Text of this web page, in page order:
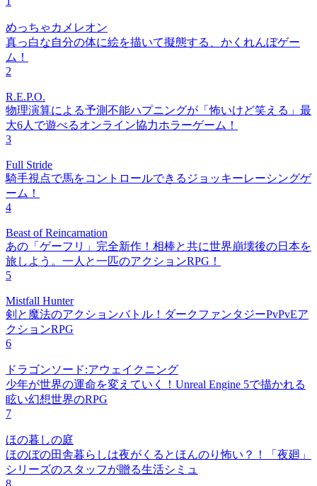
めっちゃカメレオン
真っ白な自分の体に絵を描いて擬態する、かくれんぼゲー
ム！
2
R.E.P.O.
物理演算による予測不能ハプニングが「怖いけど笑える」最
大6人で遊べるオンライン協力ホラーゲーム！
3
Full Stride
騎手視点で馬をコントロールできるジョッキーレーシングゲ
ーム！
4
Beast of Reincarnation
あの「ゲーフリ」完全新作！相棒と共に世界崩壊後の日本を
旅しよう。一人と一匹のアクションRPG！
5
Mistfall Hunter
剣と魔法のアクションバトル！ダークファンタジーPvPvEア
クションRPG
6
ドラゴンソード:アウェイクニング
少年が世界の運命を変えていく！Unreal Engine 5で描かれる
眩い幻想世界のRPG
7
ほの暮しの庭
ほのぼの田舎暮らしは夜がくるとほんのり怖い？！「夜廻」
シリーズのスタッフが贈る生活シミュ
8